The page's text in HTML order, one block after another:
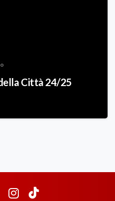
Città 24/25